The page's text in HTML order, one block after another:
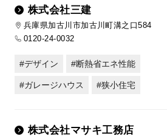
株式会社三建
兵庫県加古川市加古川町溝之口584
0120-24-0032
デザイン 断熱省エネ性能
ガレージハウス 狭小住宅
株式会社マサキ工務店